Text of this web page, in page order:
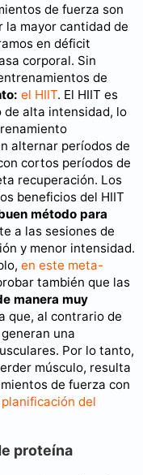
de fuerza son
la mayor cantidad de
en déficit
corporal. Sin
de
el HIIT. El HIIT es
alta intensidad, lo
alternar períodos de
cortos períodos de
recuperación. Los
beneficios del HIIT
método para
a las sesiones de
y menor intensidad.
en este meta-
también que las
manera muy
que, al contrario de
una
Por lo tanto,
músculo, resulta
de fuerza con
planificación del
proteína